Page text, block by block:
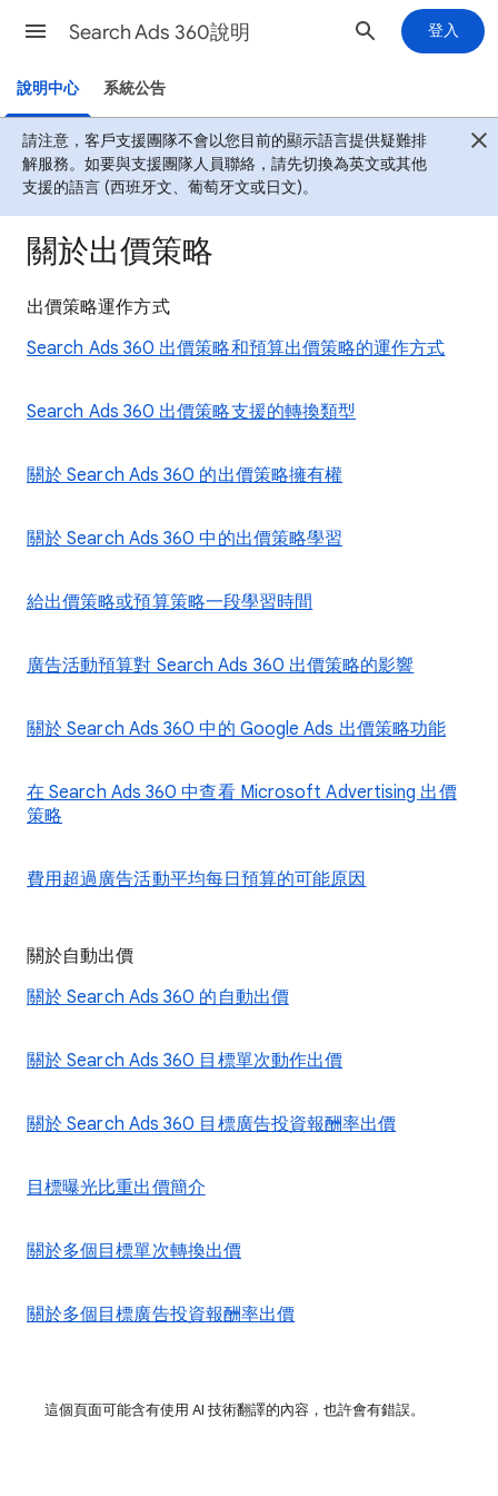
Search Ads 360說明 登入
說明中心 系統公告
請注意，客戶支援團隊不會以您目前的顯示語言提供疑難排
解服務。如要與支援團隊人員聯絡，請先切換為英文或其他
支援的語言 (西班牙文、葡萄牙文或日文)。
關於出價策略
出價策略運作方式
Search Ads 360 出價策略和預算出價策略的運作方式
Search Ads 360 出價策略支援的轉換類型
關於 Search Ads 360 的出價策略擁有權
關於 Search Ads 360 中的出價策略學習
給出價策略或預算策略一段學習時間
廣告活動預算對 Search Ads 360 出價策略的影響
關於 Search Ads 360 中的 Google Ads 出價策略功能
在 Search Ads 360 中查看 Microsoft Advertising 出價
策略
費用超過廣告活動平均每日預算的可能原因
關於自動出價
關於 Search Ads 360 的自動出價
關於 Search Ads 360 目標單次動作出價
關於 Search Ads 360 目標廣告投資報酬率出價
目標曝光比重出價簡介
關於多個目標單次轉換出價
關於多個目標廣告投資報酬率出價
這個頁面可能含有使用 AI 技術翻譯的內容，也許會有錯誤。